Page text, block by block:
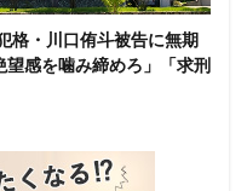
格・川口侑斗被告に無期
感を噛み締めろ」「求刑